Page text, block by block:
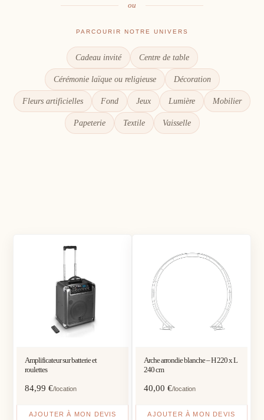
ou
PARCOURIR NOTRE UNIVERS
Cadeau invité Centre de table
Cérémonie laïque ou religieuse Décoration
Fleurs artificielles Fond Jeux Lumière Mobilier
Papeterie Textile Vaisselle
Amplificateur sur batterie et
roulettes
84,99€/location
AJOUTER À MON DEVIS
Arche arrondie blanche – H 220 x L
240 cm
40,00 €/location
AJOUTER À MON DEVIS